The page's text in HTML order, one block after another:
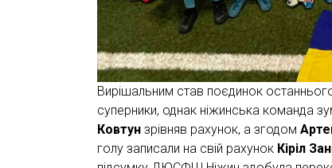
Вирішальним став поєдинок
суперники, однак ніжинська команда
Ковтун зрівняв рахунок, а згодом
голу записали на свій рахунок Кіріл